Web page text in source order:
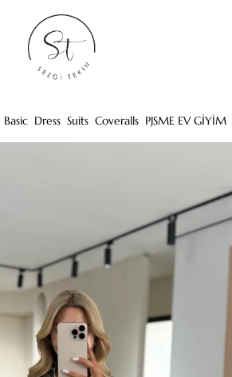
Basic Dress Suits Coveralls PJSME EV GİYİM